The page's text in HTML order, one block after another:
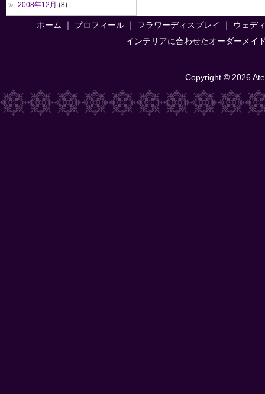
2008年12月 (8)
ホーム プロフィール フラワーディスプレイ
ウェデ
インテリアに合わせたオーダーメイ
Copyright © 2026